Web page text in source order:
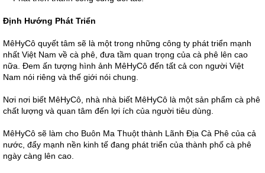
Định Hướng Phát Triển
MêHyCô quyết tâm sẽ là một trong những công ty phát triển mạnh
nhất Việt Nam về cà phê, đưa tầm quan trọng của cà phê lên cao
nữa. Đem ấn tượng hình ảnh MêHyCô đến tất cả con người Việt
Nam nói riêng và thế giới nói chung.
Nơi nơi biết MêHyCô, nhà nhà biết MêHyCô là một sản phẩm cà phê
chất lượng và quan tâm đến lợi ích của người tiêu dùng.
MêHyCô sẽ làm cho Buôn Ma Thuột thành Lãnh Địa Cà Phê của cả
nước, đẩy mạnh nền kinh tế đang phát triển của thành phố cà phê
ngày càng lên cao.